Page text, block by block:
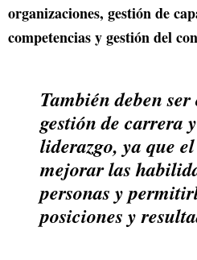
organizaciones, gestión de
competencias y gestión del
También deben
gestión de carrera
liderazgo, ya que
mejorar las
personas y
posiciones y